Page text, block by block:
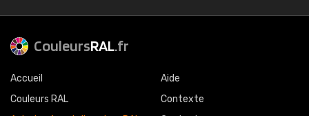
CouleursRAL.fr
Accueil
Couleurs RAL
Aide
Contexte